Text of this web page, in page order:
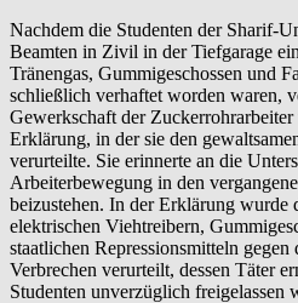
Nachdem die Studenten der Sharif-
Beamten in Zivil in der Tiefgarage
Tränengas, Gummigeschossen und
schließlich verhaftet worden waren,
Gewerkschaft der
Erklärung, in der sie den
verurteilte. Sie erinnerte an die
Arbeiterbewegung in den
beizustehen. In der Erklärung wurde
elektrischen Viehtreibern,
staatlichen Repressionsmitteln gegen
Verbrechen verurteilt, dessen Täter
Studenten unverzüglich freigelassen